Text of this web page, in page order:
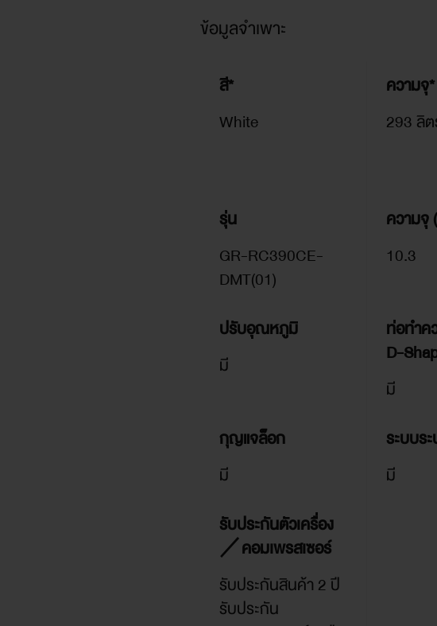
ข้อมูลจำเพาะ
สี*
White
ความจุ*
293 ลิ
รุ่น
GR-RC390CE-
DMT(01)
ความจุ
10.3
ปรับอุณหภูมิ
มี
ท่อทำค
D-
มี
กุญแจล็อก
มี
ระบบร
มี
รับประกันตัวเครื่อง
／คอมเพรสเซอร์
รับประกันสินค้า 2 ปี
รับประกัน